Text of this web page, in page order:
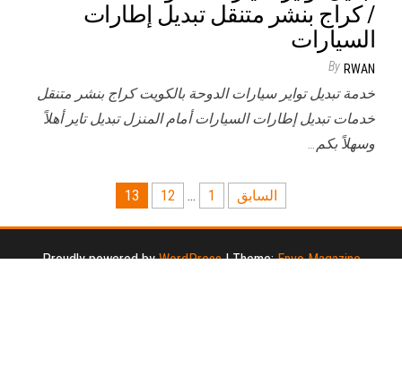
/ كراج بنشر متنقل تبديل إطارات
السيارات
By RWAN
خدمة تبديل تواير سيارات الدوحة بالكويت كراج بنشر متنقل
خدمات تبديل إطارات السيارات أمام المنزل تبديل تاير أهلاً
وسهلاً بكم…
صفحات
المقالات
السابق 1
…
12
13
Proudly powered byWordPress |Theme:Envo Magazine